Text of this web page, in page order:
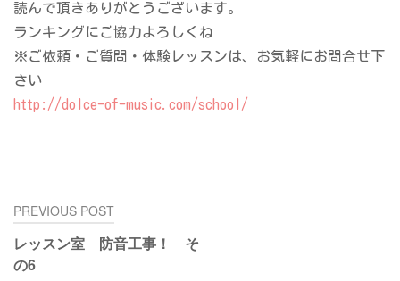
読んで頂きありがとうございます。
ランキングにご協力よろしくね
※ご依頼・ご質問・体験レッスンは、お気軽にお問合せ下
さい
http://dolce-of-music.com/school/
投
稿
ナ
ビ
PREVIOUS POST
レッスン室 防音工事！ そ
の6